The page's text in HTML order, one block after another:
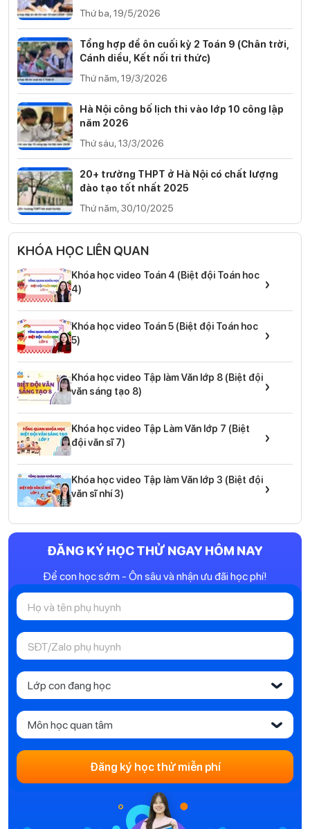
Thứ ba, 19/5/2026
Tổng hợp đề ôn cuối kỳ 2 Toán 9 (Chân trời,
Cánh diều, Kết nối tri thức)
Thứ năm, 19/3/2026
Hà Nội công bố lịch thi vào lớp 10 công lập
năm 2026
Thứ sáu, 13/3/2026
20+ trường THPT ở Hà Nội có chất lượng
đào tạo tốt nhất 2025
Thứ năm, 30/10/2025
KHÓA HỌC LIÊN QUAN
Khóa học video Toán 4 (Biệt đội Toán hoc
4)
›
Khóa học video Toán 5 (Biệt đội Toán hoc
5)
›
Khóa học video Tập làm Văn lớp 8 (Biệt đội
văn sáng tạo 8)
›
Khóa học video Tập Làm Văn lớp 7 (Biệt
đội văn sĩ 7)
›
Khóa học video Tập làm Văn lớp 3 (Biệt đội
văn sĩ nhí 3)
›
ĐĂNG KÝ HỌC THỬ NGAY HÔM NAY
Để con học sớm - Ôn sâu và nhận ưu đãi học phí!
Lớp con đang học ‹
Môn học quan tâm ‹
Đăng ký học thử miễn phí